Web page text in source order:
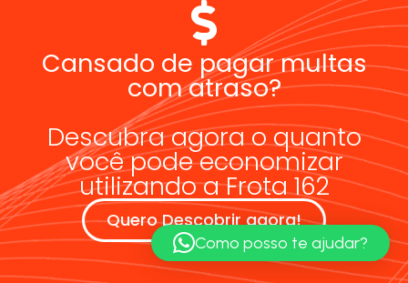
Como posso te ajudar?
Cansado de pagar multas
com atraso?
Descubra agora o quanto
você pode economizar
utilizando a Frota 162
Quero Descobrir agora!